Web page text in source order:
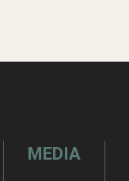
MEDIA